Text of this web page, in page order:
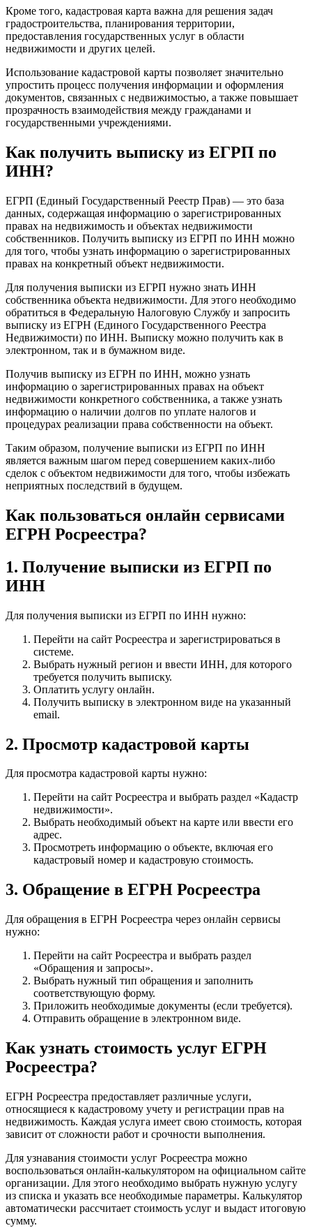
Кроме того, кадастровая карта важна для решения задач
градостроительства, планирования территории,
предоставления государственных услуг в области
недвижимости и других целей.
Использование кадастровой карты позволяет значительно
упростить процесс получения информации и оформления
документов, связанных с недвижимостью, а также повышает
прозрачность взаимодействия между гражданами и
государственными учреждениями.
Как получить выписку из ЕГРП по
ИНН?
ЕГРП (Единый Государственный Реестр Прав) — это база
данных, содержащая информацию о зарегистрированных
правах на недвижимость и объектах недвижимости
собственников. Получить выписку из ЕГРП по ИНН можно
для того, чтобы узнать информацию о зарегистрированных
правах на конкретный объект недвижимости.
Для получения выписки из ЕГРП нужно знать ИНН
собственника объекта недвижимости. Для этого необходимо
обратиться в Федеральную Налоговую Службу и запросить
выписку из ЕГРН (Единого Государственного Реестра
Недвижимости) по ИНН. Выписку можно получить как в
электронном, так и в бумажном виде.
Получив выписку из ЕГРН по ИНН, можно узнать
информацию о зарегистрированных правах на объект
недвижимости конкретного собственника, а также узнать
информацию о наличии долгов по уплате налогов и
процедурах реализации права собственности на объект.
Таким образом, получение выписки из ЕГРП по ИНН
является важным шагом перед совершением каких-либо
сделок с объектом недвижимости для того, чтобы избежать
неприятных последствий в будущем.
Как пользоваться онлайн сервисами
ЕГРН Росреестра?
1. Получение выписки из ЕГРП по
ИНН
Для получения выписки из ЕГРП по ИНН нужно:
Перейти на сайт Росреестра и зарегистрироваться в
системе.
Выбрать нужный регион и ввести ИНН, для которого
требуется получить выписку.
Оплатить услугу онлайн.
Получить выписку в электронном виде на указанный
email.
2. Просмотр кадастровой карты
Для просмотра кадастровой карты нужно:
Перейти на сайт Росреестра и выбрать раздел «Кадастр
недвижимости».
Выбрать необходимый объект на карте или ввести его
адрес.
Просмотреть информацию о объекте, включая его
кадастровый номер и кадастровую стоимость.
3. Обращение в ЕГРН Росреестра
Для обращения в ЕГРН Росреестра через онлайн сервисы
нужно:
Перейти на сайт Росреестра и выбрать раздел
«Обращения и запросы».
Выбрать нужный тип обращения и заполнить
соответствующую форму.
Приложить необходимые документы (если требуется).
Отправить обращение в электронном виде.
Как узнать стоимость услуг ЕГРН
Росреестра?
ЕГРН Росреестра предоставляет различные услуги,
относящиеся к кадастровому учету и регистрации прав на
недвижимость. Каждая услуга имеет свою стоимость, которая
зависит от сложности работ и срочности выполнения.
Для узнавания стоимости услуг Росреестра можно
воспользоваться онлайн-калькулятором на официальном сайте
организации. Для этого необходимо выбрать нужную услугу
из списка и указать все необходимые параметры. Калькулятор
автоматически рассчитает стоимость услуг и выдаст итоговую
сумму.